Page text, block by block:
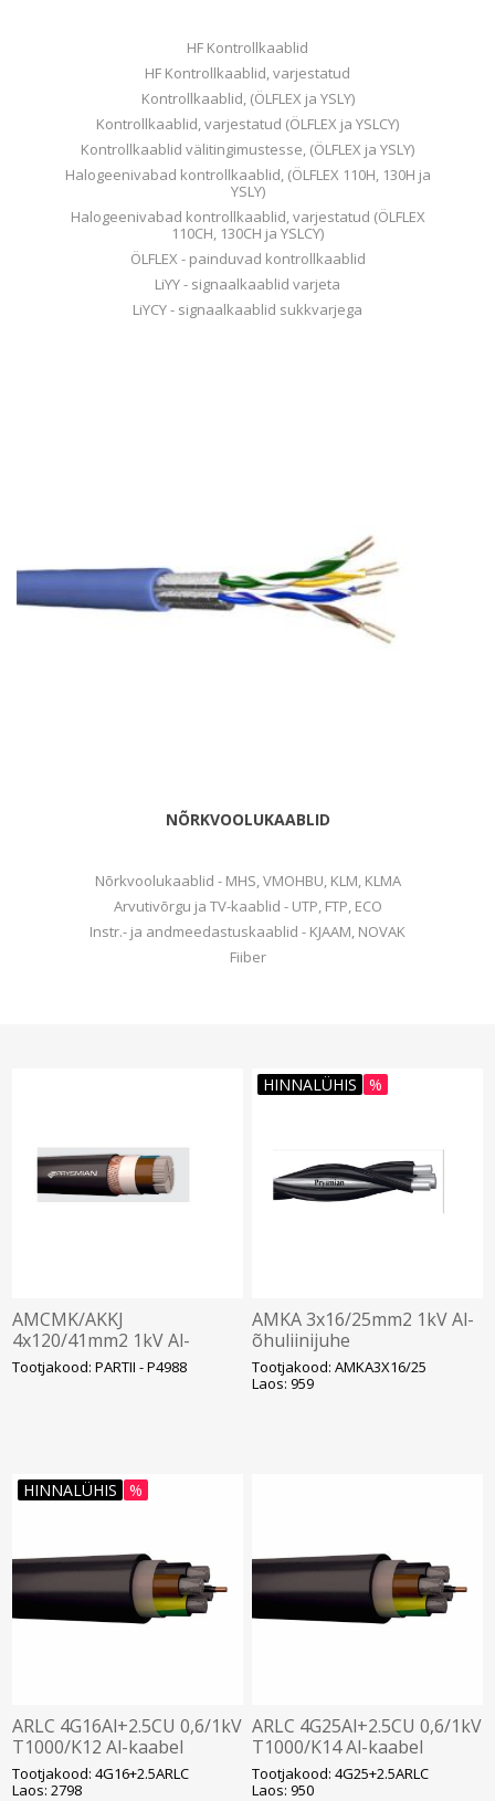
HF Kontrollkaablid
HF Kontrollkaablid, varjestatud
Kontrollkaablid, (ÖLFLEX ja YSLY)
Kontrollkaablid, varjestatud (ÖLFLEX ja YSLCY)
Kontrollkaablid välitingimustesse, (ÖLFLEX ja YSLY)
Halogeenivabad kontrollkaablid, (ÖLFLEX 110H, 130H ja
YSLY)
Halogeenivabad kontrollkaablid, varjestatud (ÖLFLEX
110CH, 130CH ja YSLCY)
ÖLFLEX - painduvad kontrollkaablid
LiYY - signaalkaablid varjeta
LiYCY - signaalkaablid sukkvarjega
NÕRKVOOLUKAABLID
Nõrkvoolukaablid - MHS, VMOHBU, KLM, KLMA
Arvutivõrgu ja TV-kaablid - UTP, FTP, ECO
Instr.- ja andmeedastuskaablid - KJAAM, NOVAK
Fiiber
AMCMK/AKKJ
4x120/41mm2 1kV Al-
kaabel Cu-juhiga
Tootjakood: PARTII - P4988
HINNALÜHIS %
AMKA 3x16/25mm2 1kV Al-
õhuliinijuhe
Tootjakood: AMKA3X16/25
Laos: 959
HINNALÜHIS %
ARLC 4G16Al+2.5CU 0,6/1kV
T1000/K12 Al-kaabel
Tootjakood: 4G16+2.5ARLC
Laos: 2798
ARLC 4G25Al+2.5CU 0,6/1kV
T1000/K14 Al-kaabel
Tootjakood: 4G25+2.5ARLC
Laos: 950